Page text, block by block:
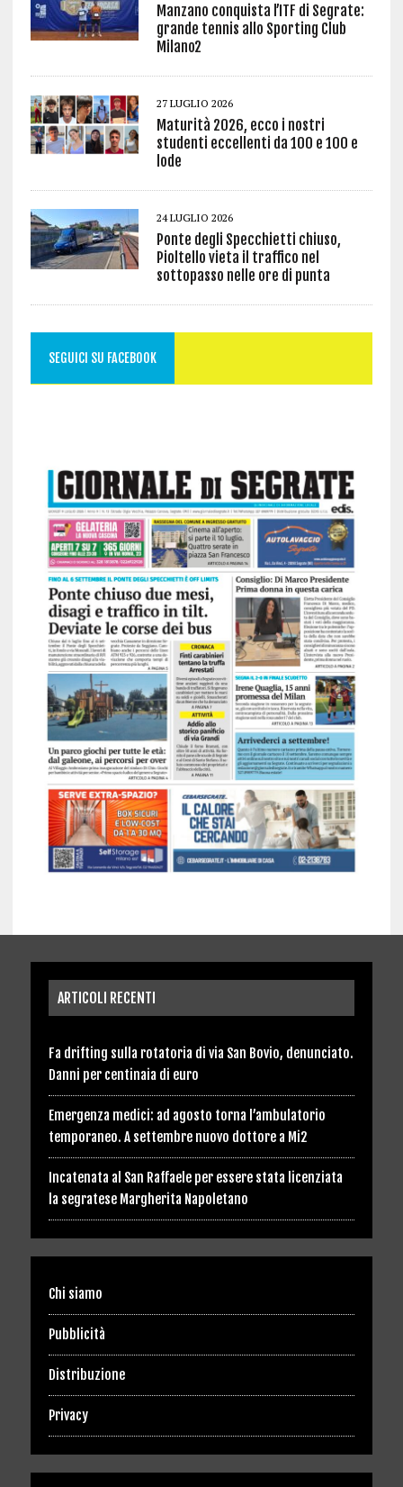
Manzano conquista l’ITF di Segrate:
grande tennis allo Sporting Club
Milano2
27 LUGLIO 2026
Maturità 2026, ecco i nostri
studenti eccellenti da 100 e 100 e
lode
24 LUGLIO 2026
Ponte degli Specchietti chiuso,
Pioltello vieta il traffico nel
sottopasso nelle ore di punta
SEGUICI SU FACEBOOK
ARTICOLI RECENTI
Fa drifting sulla rotatoria di via San Bovio, denunciato.
Danni per centinaia di euro
Emergenza medici: ad agosto torna l’ambulatorio
temporaneo. A settembre nuovo dottore a Mi2
Incatenata al San Raffaele per essere stata licenziata
la segratese Margherita Napoletano
Chi siamo
Pubblicità
Distribuzione
Privacy